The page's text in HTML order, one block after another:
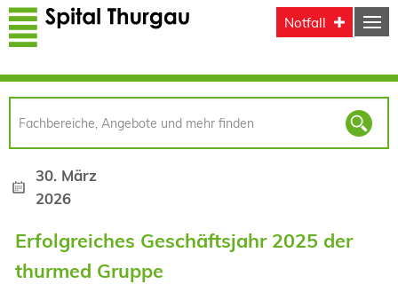
Direkt zum Inhalt
Notfall
30. März
2026
Erfolgreiches Geschäftsjahr 2025 der
thurmed Gruppe